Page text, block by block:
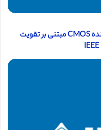
دانلود مقاله ترجمه شده معکوس کننده CMOS مبتنی بر تقویت